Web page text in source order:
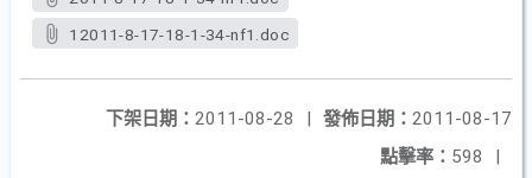
12011-8-17-18-1-34-nf1.doc
發佈日期： 2011-08-17
下架日期： 2011-08-28
|
點擊率： 598 |